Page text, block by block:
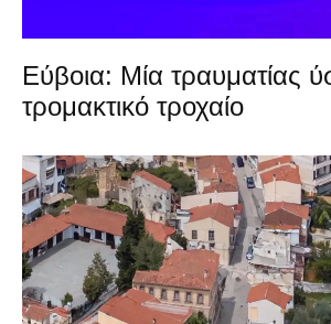
Εύβοια: Μία τραυματίας
τρομακτικό τροχαίο